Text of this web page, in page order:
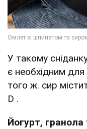
У такому
є необхідним
того ж. сир
D .
Йогурт, гранола